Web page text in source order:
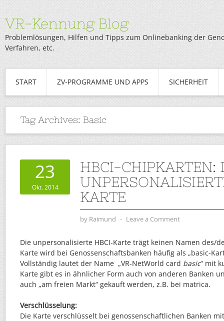
VR-Kennung Blog
Problemlösungen, Hilfen und Tipps zum Onlinebanking der
Verfahren, etc.
START ZV-PROGRAMME UND APPS SICHERHEIT
Tag Archives: Basic
23
Okt. 2014
HBCI-CHIPKARTEN:
KARTE
by Raimund ⋅ Leave a Comment
Die unpersonalisierte HBCI-Karte trägt keinen Namen des/
Karte wird bei Genossenschaftsbanken häufig als „basic-
Vollständig lautet der Name „VR-NetWorld card basic“ mit
Karte gibt es in ähnlicher Form auch von anderen Banken
auch „am freien Markt“ gekauft werden, z.B. bei matrica.
Verschlüsselung:
Die Karte verschlüsselt bei genossenschaftlichen Banken